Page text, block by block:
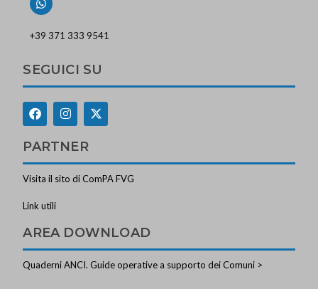
+39 371 333 9541
SEGUICI SU
PARTNER
Visita il sito di ComPA FVG
Link utili
AREA DOWNLOAD
Quaderni ANCI. Guide operative a supporto dei Comuni >